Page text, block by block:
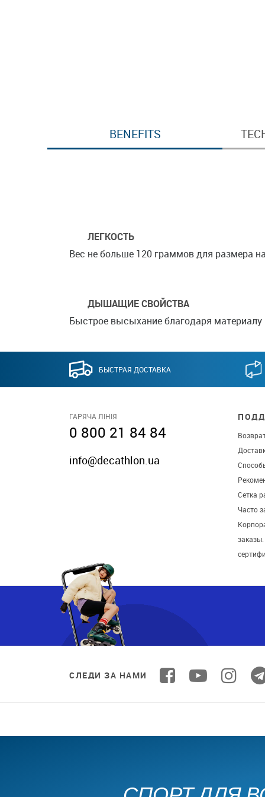
BENEFITS
ЛЕГКОСТЬ
Вес не больше 120 граммов для размера
ДЫШАЩИЕ СВОЙСТВА
Быстрое высыхание благодаря материалу
БЫСТРАЯ ДОСТАВКА
ГАРЯЧА ЛІНІЯ
0 800 21 84 84
info@decathlon.ua
Сетка
Часто
СЛЕДИ ЗА НАМИ